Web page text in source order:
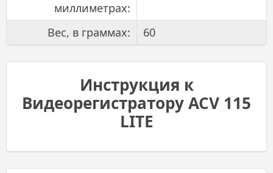
миллиметрах:
Вес, в граммах: 60
Инструкция к
Видеорегистратору ACV 115
LITE